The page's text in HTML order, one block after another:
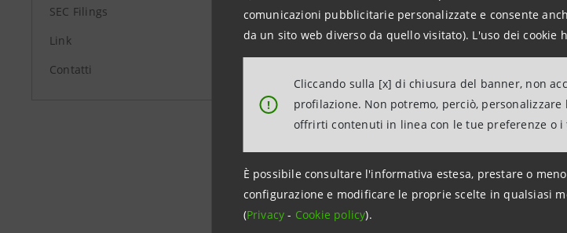
comunicazioni pubblicitarie personalizzate e consente
da un sito web diverso da quello visitato). L'uso dei cookie
!
Cliccando sulla [x] di chiusura del banner, non
profilazione. Non potremo, perciò,
offrirti contenuti in linea con le tue preferenze o
È possibile consultare l'informativa estesa, prestare o
configurazione e modificare le proprie scelte in qualsiasi
(Privacy- Cookie policy).
SEC Filings
Link
Contatti
mercato ai sensi di legge.
Milano, 17 dicembre 2013